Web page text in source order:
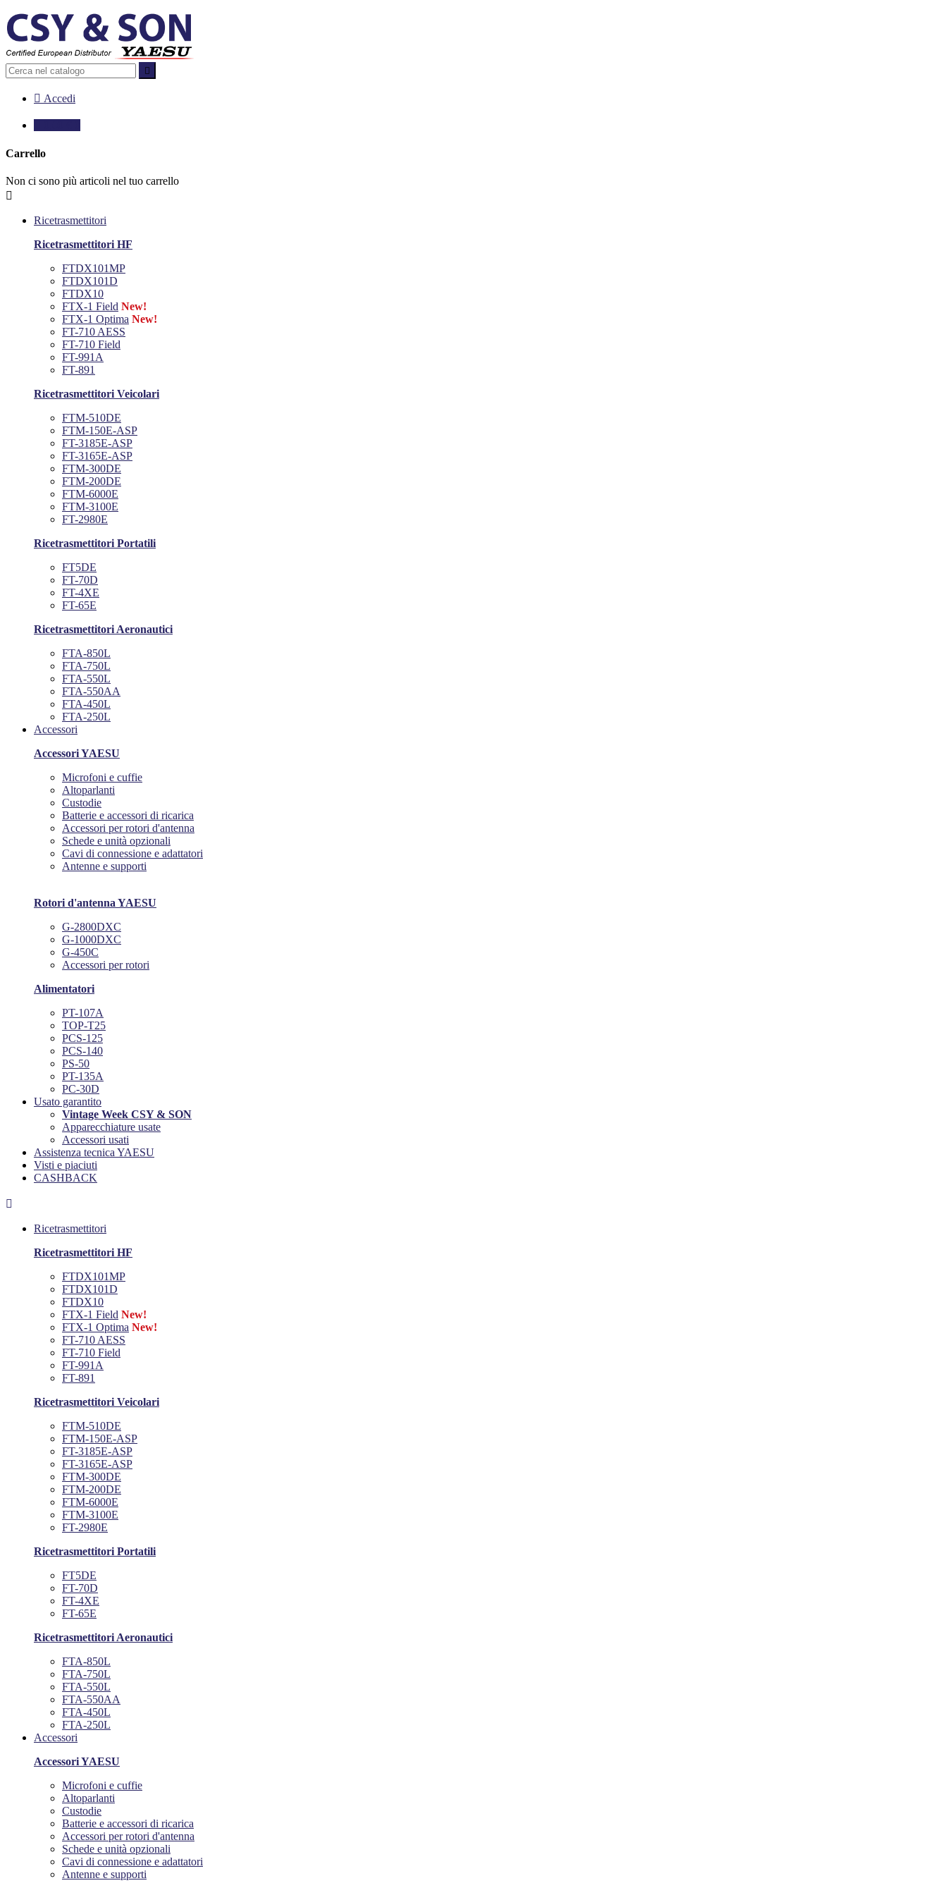

 Accedi
Carrello
Non ci sono più articoli nel tuo carrello

Ricetrasmettitori
Ricetrasmettitori HF
FTDX101MP
FTDX101D
FTDX10
FTX-1 Field New!
FTX-1 Optima New!
FT-710 AESS
FT-710 Field
FT-991A
FT-891
Ricetrasmettitori Veicolari
FTM-510DE
FTM-150E-ASP
FT-3185E-ASP
FT-3165E-ASP
FTM-300DE
FTM-200DE
FTM-6000E
FTM-3100E
FT-2980E
Ricetrasmettitori Portatili
FT5DE
FT-70D
FT-4XE
FT-65E
Ricetrasmettitori Aeronautici
FTA-850L
FTA-750L
FTA-550L
FTA-550AA
FTA-450L
FTA-250L
Accessori
Accessori YAESU
Microfoni e cuffie
Altoparlanti
Custodie
Batterie e accessori di ricarica
Accessori per rotori d'antenna
Schede e unità opzionali
Cavi di connessione e adattatori
Antenne e supporti
Rotori d'antenna YAESU
G-2800DXC
G-1000DXC
G-450C
Accessori per rotori
Alimentatori
PT-107A
TOP-T25
PCS-125
PCS-140
PS-50
PT-135A
PC-30D
Usato garantito
Vintage Week CSY & SON
Apparecchiature usate
Accessori usati
Assistenza tecnica YAESU
Visti e piaciuti
CASHBACK

Ricetrasmettitori
Ricetrasmettitori HF
FTDX101MP
FTDX101D
FTDX10
FTX-1 Field New!
FTX-1 Optima New!
FT-710 AESS
FT-710 Field
FT-991A
FT-891
Ricetrasmettitori Veicolari
FTM-510DE
FTM-150E-ASP
FT-3185E-ASP
FT-3165E-ASP
FTM-300DE
FTM-200DE
FTM-6000E
FTM-3100E
FT-2980E
Ricetrasmettitori Portatili
FT5DE
FT-70D
FT-4XE
FT-65E
Ricetrasmettitori Aeronautici
FTA-850L
FTA-750L
FTA-550L
FTA-550AA
FTA-450L
FTA-250L
Accessori
Accessori YAESU
Microfoni e cuffie
Altoparlanti
Custodie
Batterie e accessori di ricarica
Accessori per rotori d'antenna
Schede e unità opzionali
Cavi di connessione e adattatori
Antenne e supporti